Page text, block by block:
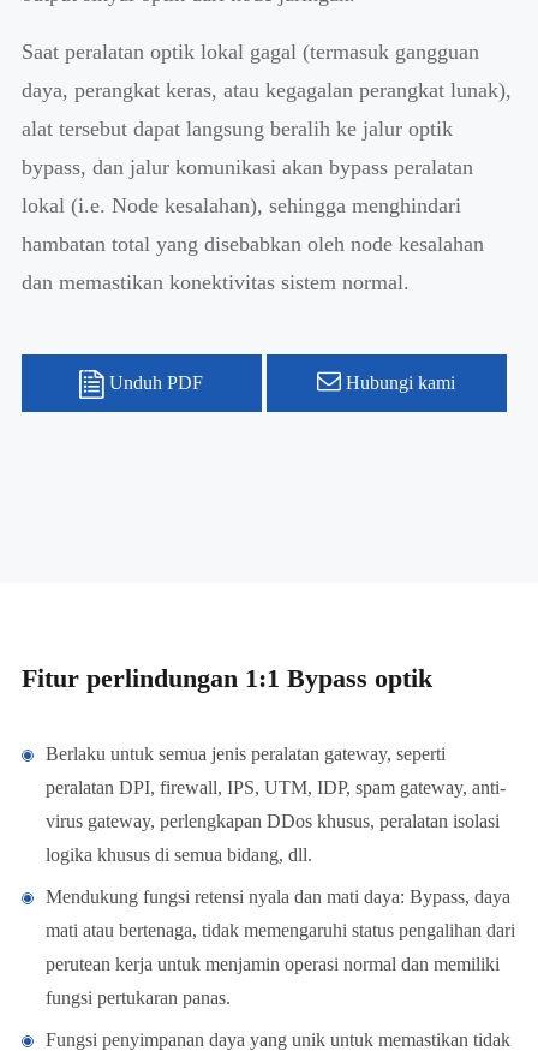
Saat peralatan optik lokal gagal (termasuk gangguan
daya, perangkat keras, atau kegagalan perangkat lunak),
alat tersebut dapat langsung beralih ke jalur optik
bypass, dan jalur komunikasi akan bypass peralatan
lokal (i.e. Node kesalahan), sehingga menghindari
hambatan total yang disebabkan oleh node kesalahan
dan memastikan konektivitas sistem normal.
Unduh PDF Hubungi kami
Fitur perlindungan 1:1 Bypass optik
Berlaku untuk semua jenis peralatan gateway, seperti
peralatan DPI, firewall, IPS, UTM, IDP, spam gateway, anti-
virus gateway, perlengkapan DDos khusus, peralatan isolasi
logika khusus di semua bidang, dll.
Mendukung fungsi retensi nyala dan mati daya: Bypass, daya
mati atau bertenaga, tidak memengaruhi status pengalihan dari
perutean kerja untuk menjamin operasi normal dan memiliki
fungsi pertukaran panas.
Fungsi penyimpanan daya yang unik untuk memastikan tidak